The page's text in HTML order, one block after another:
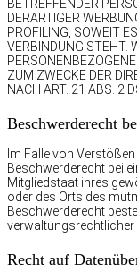
BETREFFENDER
DERARTIGER
PROFILING, SOWEIT
VERBINDUNG STEHT.
ZUM ZWECKE DER
NACH ART. 21 ABS. 2
Beschwerde­recht
Im Falle von
Beschwerderecht bei
Mitgliedstaat ihres
oder des Orts des
Beschwerderecht
verwaltungsrechtlicher
Recht auf